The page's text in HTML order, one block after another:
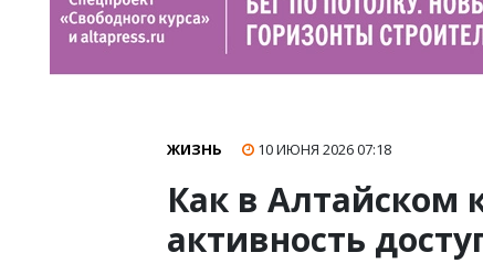
ЖИЗНЬ 10 ИЮНЯ 202607:18
Как в Алтайском
активность